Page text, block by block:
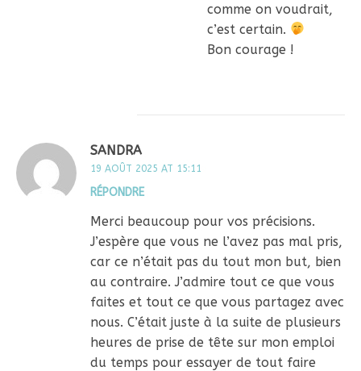
comme on voudrait,
c’est certain.
Bon courage !
SANDRA
19 AOÛT 2025 AT 15:11
RÉPONDRE
Merci beaucoup pour vos précisions.
J’espère que vous ne l’avez pas mal pris,
car ce n’était pas du tout mon but, bien
au contraire. J’admire tout ce que vous
faites et tout ce que vous partagez avec
nous. C’était juste à la suite de plusieurs
heures de prise de tête sur mon emploi
du temps pour essayer de tout faire